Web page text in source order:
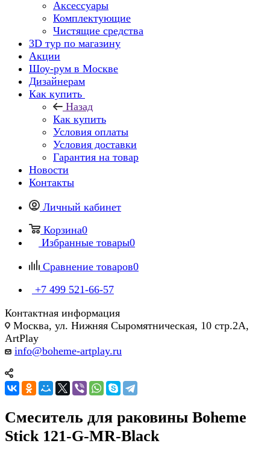
Аксессуары
Комплектующие
Чистящие средства
3D тур по магазину
Акции
Шоу-рум в Москве
Дизайнерам
Как купить
Назад
Как купить
Условия оплаты
Условия доставки
Гарантия на товар
Новости
Контакты
Личный кабинет
Корзина0
Избранные товары0
Сравнение товаров0
+7 499 521-66-57
Контактная информация
Москва, ул. Нижняя Сыромятническая, 10 стр.2А,
ArtPlay
info@boheme-artplay.ru
Смеситель для раковины Boheme
Stick 121-G-MR-Black